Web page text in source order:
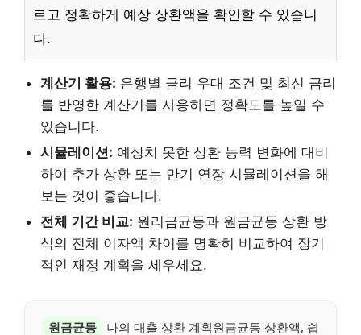
르고 정확하게 예상 상환액을 확인할 수 있습니
다.
계산기 활용: 은행별 금리 우대 조건 및 최신 금리
를 반영한 계산기를 사용하면 정확도를 높일 수
있습니다.
시뮬레이션: 예상치 못한 상환 능력 변화에 대비
하여 추가 상환 또는 만기 연장 시뮬레이션을 해
보는 것이 좋습니다.
전체 기간 비교: 원리금균등과 원금균등 상환 방
식의 전체 이자액 차이를 명확히 비교하여 장기
적인 재정 계획을 세우세요.
원금균등
나의 대출 상환 계획원금균등 상환액, 쉽